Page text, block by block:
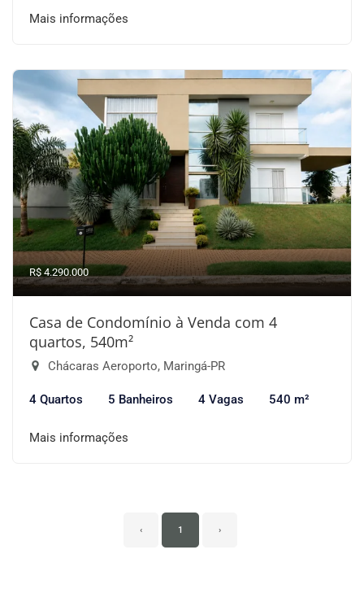
Mais informações
R$ 4.290.000
Casa de Condomínio à Venda com 4
quartos, 540m²
Chácaras Aeroporto, Maringá-PR
4 Quartos 5 Banheiros 4 Vagas 540 m²
Mais informações
‹ 1 ›